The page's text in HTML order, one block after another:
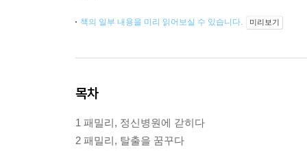
책의 일부 내용을 미리 읽어보실 수 있습니다. 미리보기
목차
1 패밀리, 정신병원에 갇히다
2 패밀리, 탈출을 꿈꾸다